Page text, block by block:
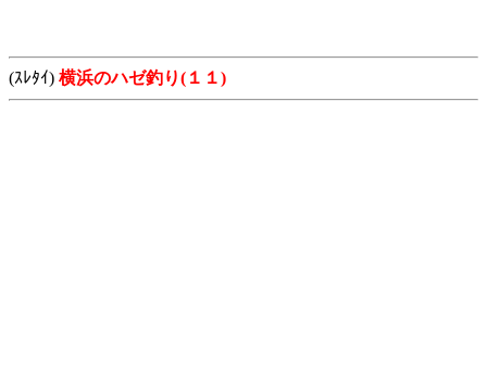
(ｽﾚﾀｲ) 横浜のハゼ釣り(１１)